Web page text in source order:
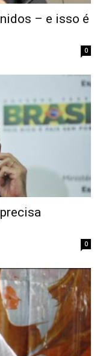
– e isso é
0
0